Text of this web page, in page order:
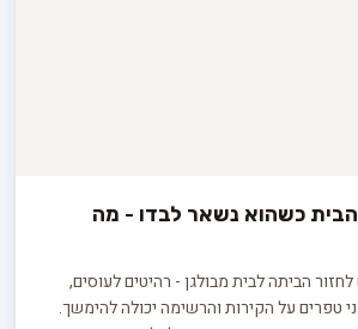
כשהוא נשאר לבדו - מה
הביתה לבית מבולגן - רהיטים לעוסים,
טפרים על הקירות והרשימה יכולה להימשך.